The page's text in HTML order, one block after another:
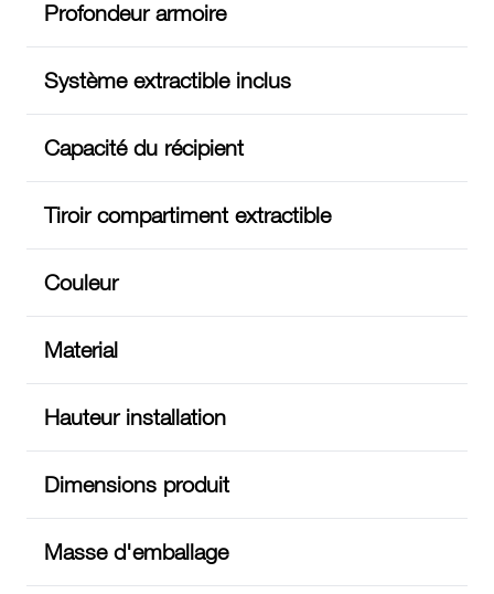
Profondeur armoire
Système extractible inclus
Capacité du récipient
Tiroir compartiment extractible
Couleur
Material
Hauteur installation
Dimensions produit
Masse d'emballage